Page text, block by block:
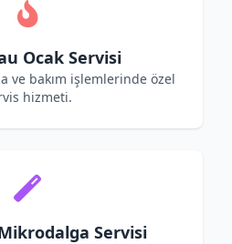
Ocak Servisi
ve bakım işlemlerinde özel
hizmeti.
Servisi